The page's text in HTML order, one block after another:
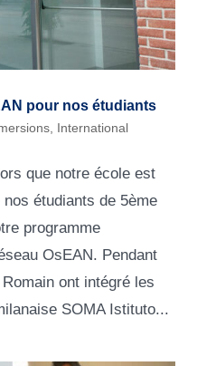
pour nos étudiants
, International
que notre école est
étudiants de 5ème
programme
OsEAN. Pendant
ont intégré les
SOMA Istituto...